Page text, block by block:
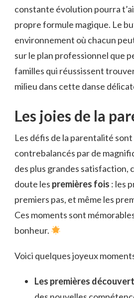
constante évolution pourra
propre formule magique. Le
environnement où chacun
sur le plan professionnel que
familles qui réussissent
milieu dans cette danse
Les joies de la
Les défis de la parentalité
contrebalancés par de
des plus grandes satisfaction,
doute les premières fois : les
premiers pas, et même les
Ces moments sont
bonheur.
Voici quelques joyeux
Les premières